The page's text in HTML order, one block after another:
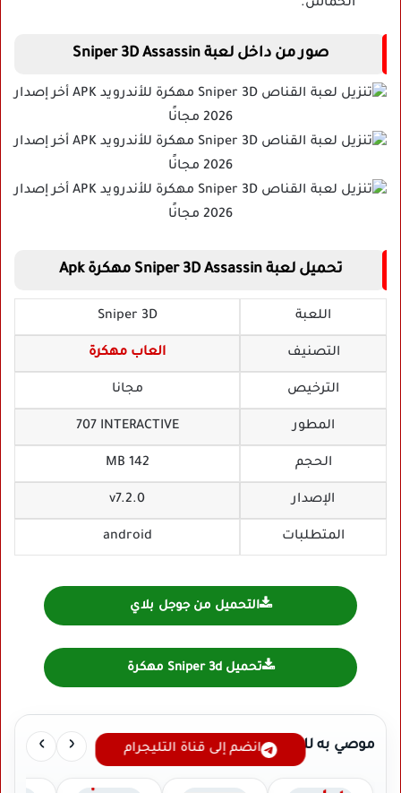
الحماس.
صور من داخل لعبة Sniper 3D Assassin
تحميل لعبة Sniper 3D Assassin مهكرة Apk
اللعبة Sniper 3D
التصنيف العاب مهكرة
الترخيص مجانا
المطور 707 INTERACTIVE
الحجم 142 MB
الإصدار v7.2.0
المتطلبات android
التحميل من جوجل بلاي
تحميل Sniper 3d مهكرة
موصي به لك ‹
› انضم إلى قناة التليجرام